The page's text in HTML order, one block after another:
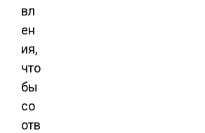
вл
ен
ия,
что
бы
со
отв